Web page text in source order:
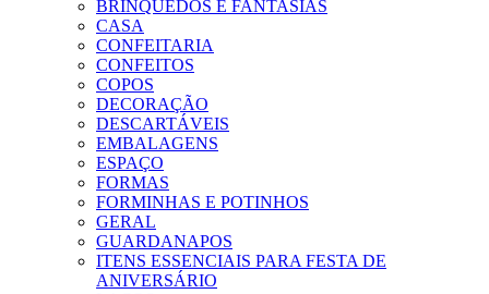
BRINQUEDOS E FANTASIAS
CASA
CONFEITARIA
CONFEITOS
COPOS
DECORAÇÃO
DESCARTÁVEIS
EMBALAGENS
ESPAÇO
FORMAS
FORMINHAS E POTINHOS
GERAL
GUARDANAPOS
ITENS ESSENCIAIS PARA FESTA DE
ANIVERSÁRIO